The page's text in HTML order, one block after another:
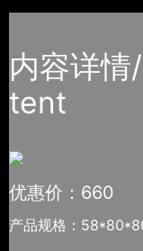
内容详
tent
优惠价：660
产品规格